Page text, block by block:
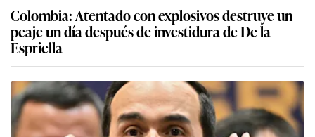
Colombia: Atentado con explosivos destruye un
peaje un día después de investidura de De la
Espriella